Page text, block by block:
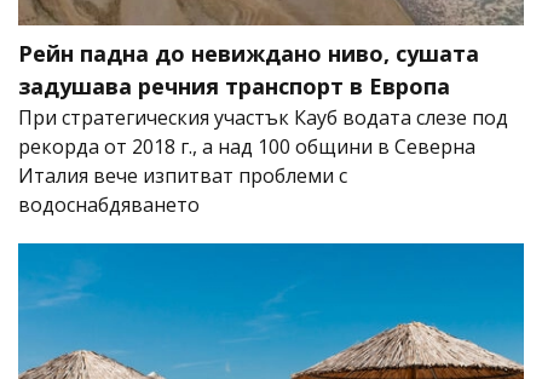
Рейн падна до невиждано ниво, сушата
задушава речния транспорт в Европа
При стратегическия участък Кауб водата слезе под
рекорда от 2018 г., а над 100 общини в Северна
Италия вече изпитват проблеми с
водоснабдяването